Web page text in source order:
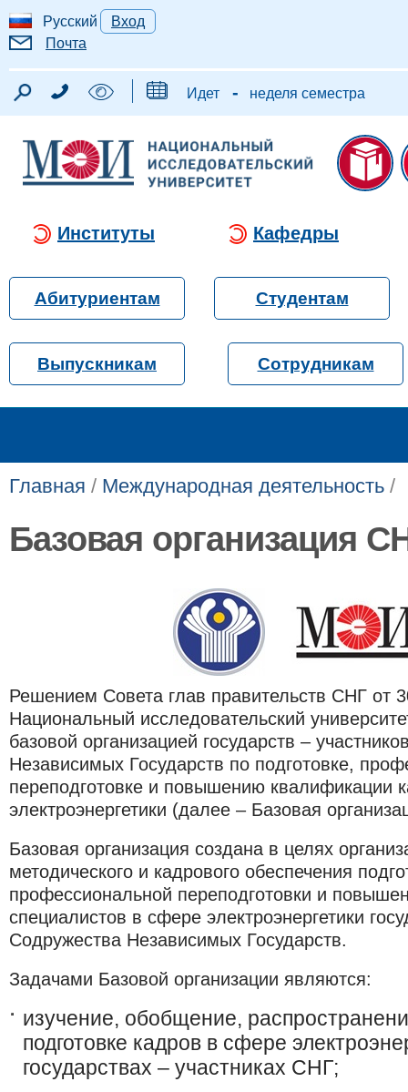
Русский
Вход
Почта
Идет - неделя семестра
Институты Кафедры
Абитуриентам Студентам
Выпускникам Сотрудникам
Главная / Международная деятельность /
Базовая организация
Решением Совета глав правительств СНГ от
Национальный исследовательский
базовой организацией государств –
Независимых Государств по подготовке,
переподготовке и повышению квалификации
электроэнергетики (далее – Базовая
Базовая организация создана в целях
методического и кадрового обеспечения
профессиональной переподготовки и
специалистов в сфере электроэнергетики
Содружества Независимых Государств.
Задачами Базовой организации являются:
изучение, обобщение,
подготовке кадров в сфере
государствах – участниках СНГ;